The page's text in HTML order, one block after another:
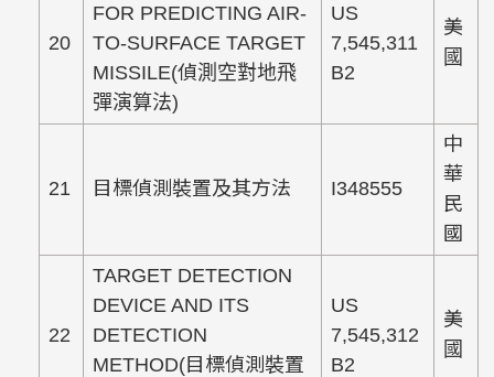
20
FOR PREDICTING AIR-
TO-SURFACE TARGET
MISSILE(偵測空對地飛
彈演算法)
US
7,545,311
B2
美
國
21 目標偵測裝置及其方法 I348555
中
華
民
國
22
TARGET DETECTION
DEVICE AND ITS
DETECTION
METHOD(目標偵測裝置
US
7,545,312
B2
美
國